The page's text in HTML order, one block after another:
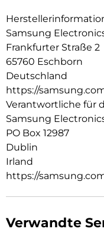
Samsung
Frankfurter Straße 2
65760 Eschborn
Deutschland
https://
Verantwortliche für
Samsung
PO Box 12987
Dublin
Irland
https://
Verwandte